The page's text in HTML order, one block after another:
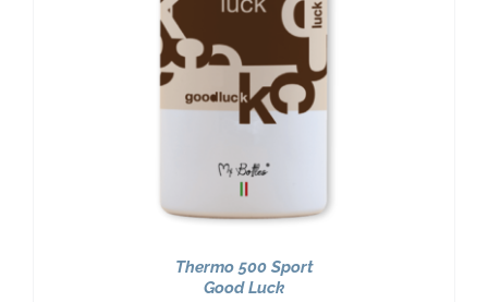
Thermo 500 Sport
Good Luck